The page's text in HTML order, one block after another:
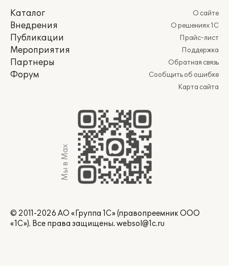
Каталог
Внедрения
Публикации
Мероприятия
Партнеры
Форум
О сайте
О решениях 1С
Прайс-лист
Поддержка
Обратная связь
Сообщить об ошибке
Карта сайта
Мы в Max
© 2011-2026 АО «Группа 1С» (правопреемник ООО
«1С»). Все права защищены. websol@1c.ru